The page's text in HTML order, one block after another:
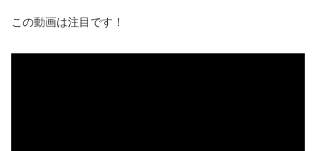
この動画は注目です！